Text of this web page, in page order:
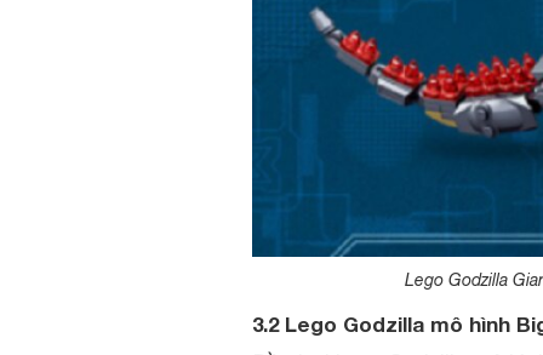
Lego Godzilla
3.2 Lego Godzilla mô hình